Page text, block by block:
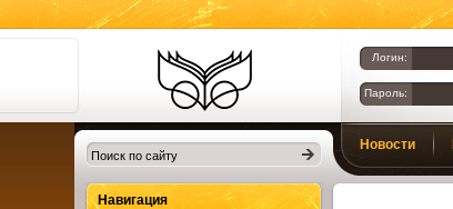
Библиотеки
Клина. Клинская
ЦБС.
Логин:
Пароль:
Новости
Навигация